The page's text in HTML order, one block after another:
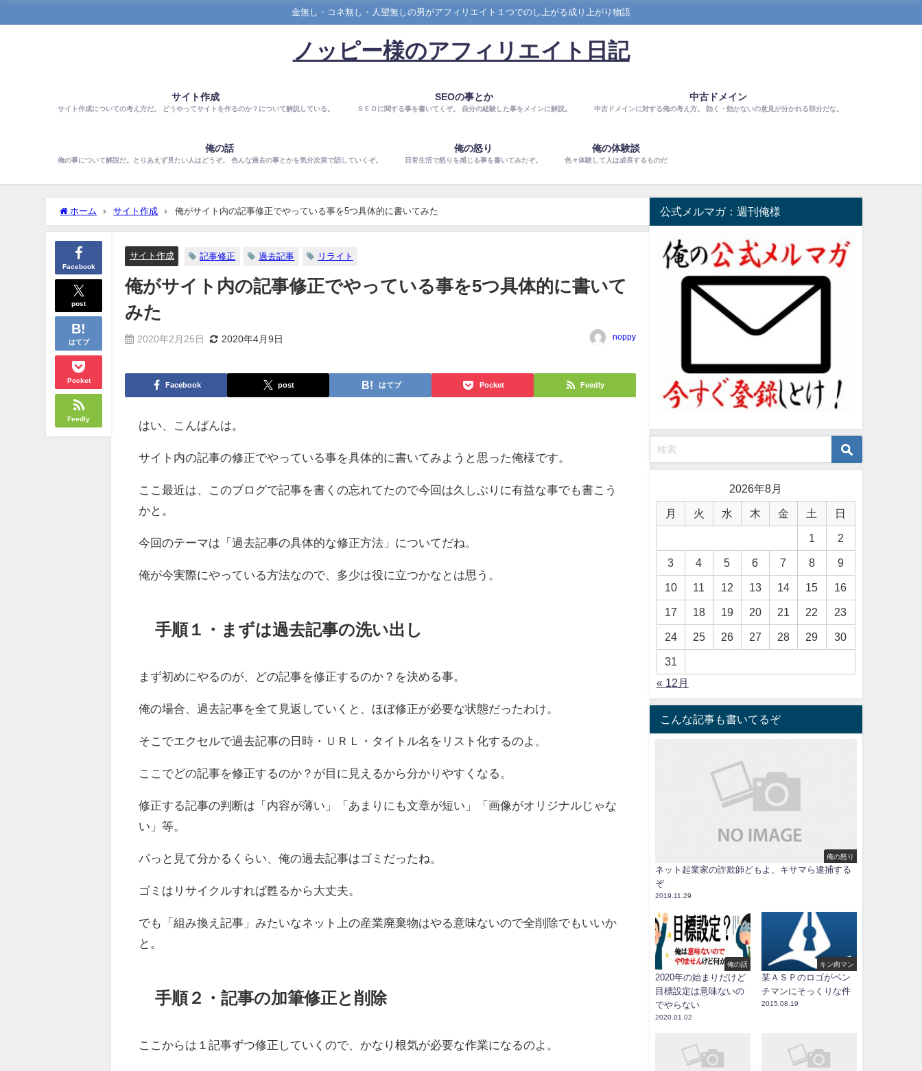
金無し・コネ無し・人望無しの男がアフィリエイト１つでのし上がる成り上がり物語
ノッピー様のアフィリエイト日記
サイト作成
サイト作成についての考え方だ。 どうやってサイトを作るのか？について解説している。
SEOの事とか
ＳＥＯに関する事を書いてくぞ。 自分の経験した事をメインに解説。
中古ドメイン
中古ドメインに対する俺の考え方。 効く・効かないの意見が分かれる部分だな。
俺の話
俺の事について解説だ。とりあえず見たい人はどうぞ。 色んな過去の事とかを気分次第で話していくぞ。
俺の怒り
日常生活で怒りを感じる事を書いてみたぞ。
俺の体験談
色々体験して人は成長するものだ
ホーム サイト作成 俺がサイト内の記事修正でやっている事を5つ具体的に書いてみた
Facebook
post
はてブ
Pocket
Feedly
サイト作成 記事修正 過去記事 リライト
俺がサイト内の記事修正でやっている事を5つ具体的に書いて
みた
2020年2月25日 2020年4月9日 noppy
Facebook post はてブ Pocket Feedly
はい、こんばんは。
サイト内の記事の修正でやっている事を具体的に書いてみようと思った俺様です。
ここ最近は、このブログで記事を書くの忘れてたので今回は久しぶりに有益な事でも書こう
かと。
今回のテーマは「過去記事の具体的な修正方法」についてだね。
俺が今実際にやっている方法なので、多少は役に立つかなとは思う。
手順１・まずは過去記事の洗い出し
まず初めにやるのが、どの記事を修正するのか？を決める事。
俺の場合、過去記事を全て見返していくと、ほぼ修正が必要な状態だったわけ。
そこでエクセルで過去記事の日時・ＵＲＬ・タイトル名をリスト化するのよ。
ここでどの記事を修正するのか？が目に見えるから分かりやすくなる。
修正する記事の判断は「内容が薄い」「あまりにも文章が短い」「画像がオリジナルじゃな
い」等。
パっと見て分かるくらい、俺の過去記事はゴミだったね。
ゴミはリサイクルすれば甦るから大丈夫。
でも「組み換え記事」みたいなネット上の産業廃棄物はやる意味ないので全削除でもいいか
と。
手順２・記事の加筆修正と削除
ここからは１記事ずつ修正していくので、かなり根気が必要な作業になるのよ。
公式メルマガ：週刊俺様
2026年8月
月 火 水 木 金 土 日
1 2
3 4 5 6 7 8 9
10 11 12 13 14 15 16
17 18 19 20 21 22 23
24 25 26 27 28 29 30
31
« 12月
こんな記事も書いてるぞ
俺の怒り
ネット起業家の詐欺師どもよ、キサマら逮捕する
ぞ
2019.11.29
俺の話
2020年の始まりだけど
目標設定は意味ないの
でやらない
2020.01.02
キン肉マン
某ＡＳＰのロゴがペン
チマンにそっくりな件
2015.08.19